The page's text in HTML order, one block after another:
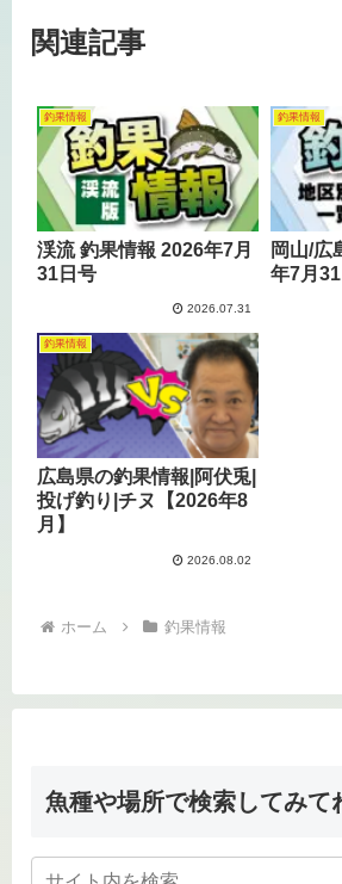
関連記事
釣果情報
渓流 釣果情報 2026年7月
31日号
2026.07.31
釣果情報
岡山/広
年7月
釣果情報
広島県の釣果情報|阿伏兎|
投げ釣り|チヌ【2026年8
月】
2026.08.02
ホーム 釣果情報
魚種や場所で検索してみて